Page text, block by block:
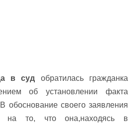
в суд обратилась гражданка
об установлении факта
обоснование своего заявления
на то, что она,находясь в